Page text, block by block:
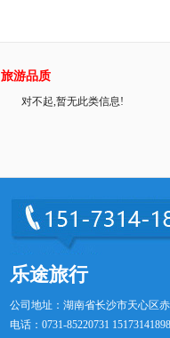
旅游品质
对不起,暂无此类信息!
乐途旅行
公司地址：湖南省长沙市天心区
电话：0731-85220731 15173141898